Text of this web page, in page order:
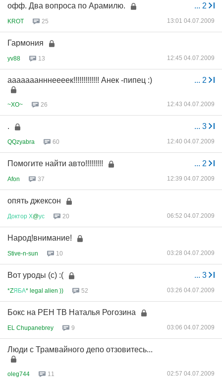
... 2
офф. Два вопроса по Арамилю.
KROT 25 13:01 04.07.2009
Гармония
yv88 13 12:45 04.07.2009
... 2
ааааааанннеееек!!!!!!!!!!!!! Анек -пипец :)
~XO~ 26 12:43 04.07.2009
... 3
.
QQzyabra 60 12:40 04.07.2009
... 2
Помогите найти авто!!!!!!!!!
Afon 37 12:39 04.07.2009
опять джексон
Доктор Х@ус 20 06:52 04.07.2009
Народ!внимание!
Stive-n-sun 10 03:28 04.07.2009
... 3
Вот уроды (с) :(
*ZЯБА* legal alien )) 52 03:26 04.07.2009
Бокс на РЕН ТВ Наталья Рогозина
EL Chupanebrey 9 03:06 04.07.2009
Люди с Трамвайного депо отзовитесь...
oleg744 11 02:57 04.07.2009